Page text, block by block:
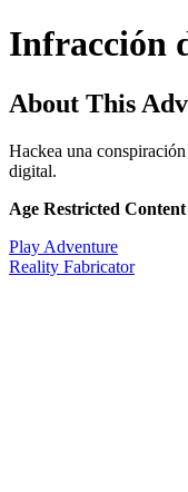
Infracción
About This
Hackea una
digital.
Age Restricted Content
Play Adventure
Reality Fabricator